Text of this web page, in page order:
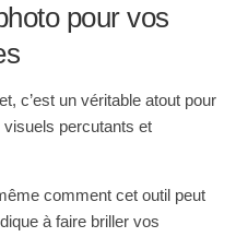
pour vos
c’est un véritable atout pour
percutants et
comment cet outil peut
à faire briller vos